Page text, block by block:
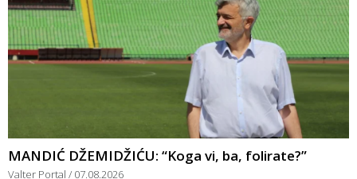
MANDIĆ DŽEMIDŽIĆU: “Koga vi, ba, folirate?”
Valter Portal 07.08.2026